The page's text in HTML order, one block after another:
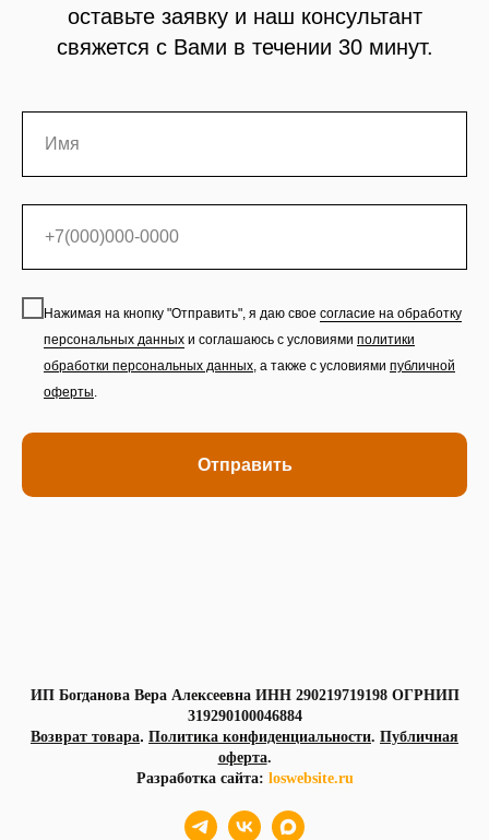
оставьте заявку и наш консультант
свяжется с Вами в течении 30 минут.
Нажимая на кнопку "Отправить", я даю свое согласие на обработку
персональных данных и соглашаюсь с условиями политики
обработки персональных данных, а также с условиями публичной
оферты.
Отправить
ИП Богданова Вера Алексеевна ИНН 290219719198 ОГРНИП
319290100046884
Возврат товара. Политика конфиденциальности. Публичная
оферта.
Разработка сайта: loswebsite.ru